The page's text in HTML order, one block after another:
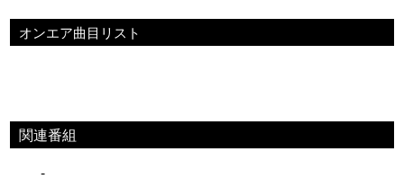
オンエア曲目リスト
関連番組
-